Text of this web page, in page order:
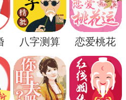
，电梯的下降则是向内
触及。
八字测算 恋爱桃花